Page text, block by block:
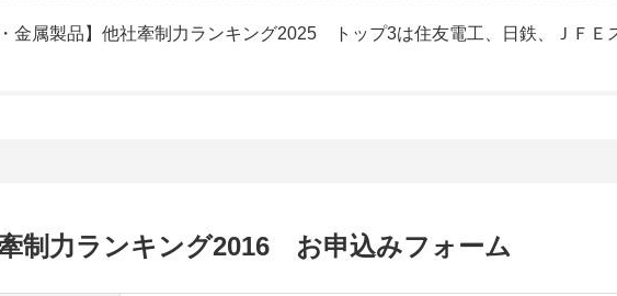
・金属製品】他社牽制力ランキング2025 トップ3は住友電工、日鉄、ＪＦＥ
制力ランキング2016 お申込みフォーム